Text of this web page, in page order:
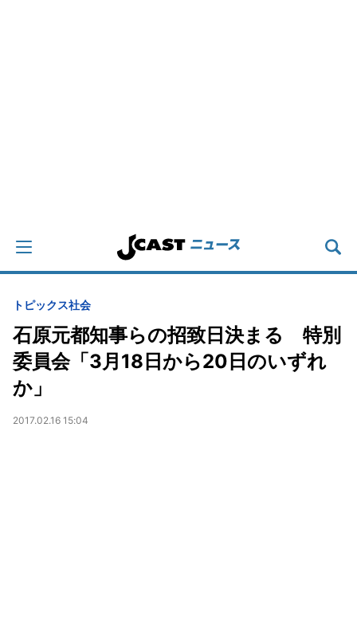
トピックス社会
石原元都知事らの招致日決まる 特別
委員会「3月18日から20日のいずれ
か」
2017.02.16 15:04